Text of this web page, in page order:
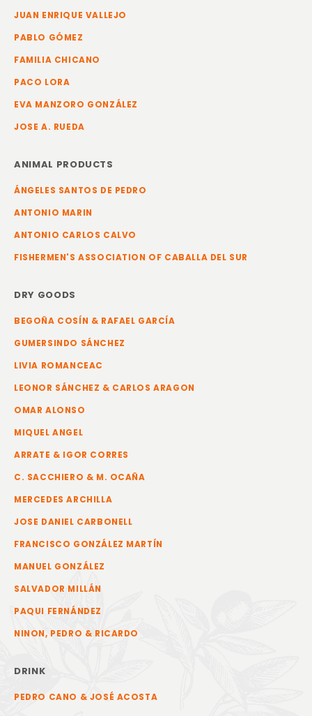
JUAN ENRIQUE VALLEJO
PABLO GÓMEZ
FAMILIA CHICANO
PACO LORA
EVA MANZORO GONZÁLEZ
JOSE A. RUEDA
ANIMAL PRODUCTS
ÁNGELES SANTOS DE PEDRO
ANTONIO MARIN
ANTONIO CARLOS CALVO
FISHERMEN'S ASSOCIATION OF CABALLA DEL SUR
DRY GOODS
BEGOÑA COSÍN & RAFAEL GARCÍA
GUMERSINDO SÁNCHEZ
LIVIA ROMANCEAC
LEONOR SÁNCHEZ & CARLOS ARAGON
OMAR ALONSO
MIQUEL ANGEL
ARRATE & IGOR CORRES
C. SACCHIERO & M. OCAÑA
MERCEDES ARCHILLA
JOSE DANIEL CARBONELL
FRANCISCO GONZÁLEZ MARTÍN
MANUEL GONZÁLEZ
SALVADOR MILLÁN
PAQUI FERNÁNDEZ
NINON, PEDRO & RICARDO
DRINK
PEDRO CANO & JOSÉ ACOSTA